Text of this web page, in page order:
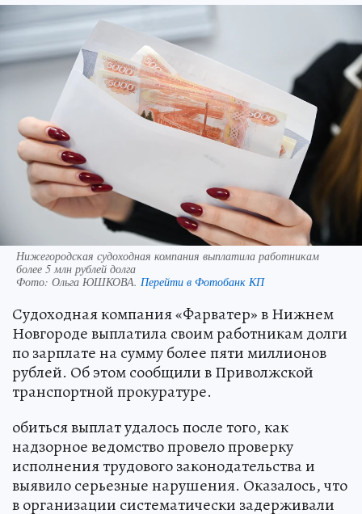
Нижегородская судоходная компания выплатила работникам
более 5 млн рублей долга
Фото: Ольга ЮШКОВА. Перейти в Фотобанк КП
Судоходная компания «Фарватер» в Нижнем
Новгороде выплатила своим работникам долги
по зарплате на сумму более пяти миллионов
рублей. Об этом сообщили в Приволжской
транспортной прокуратуре.
обиться выплат удалось после того, как
надзорное ведомство провело проверку
исполнения трудового законодательства и
выявило серьезные нарушения. Оказалось, что
в организации систематически задерживали